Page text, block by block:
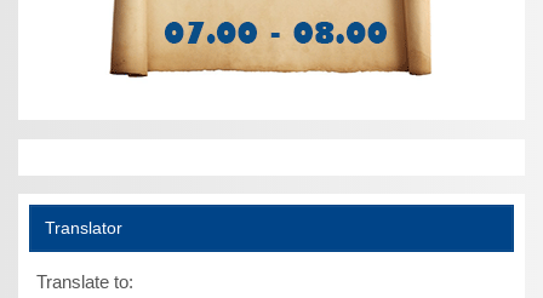
Translator
Translate to: